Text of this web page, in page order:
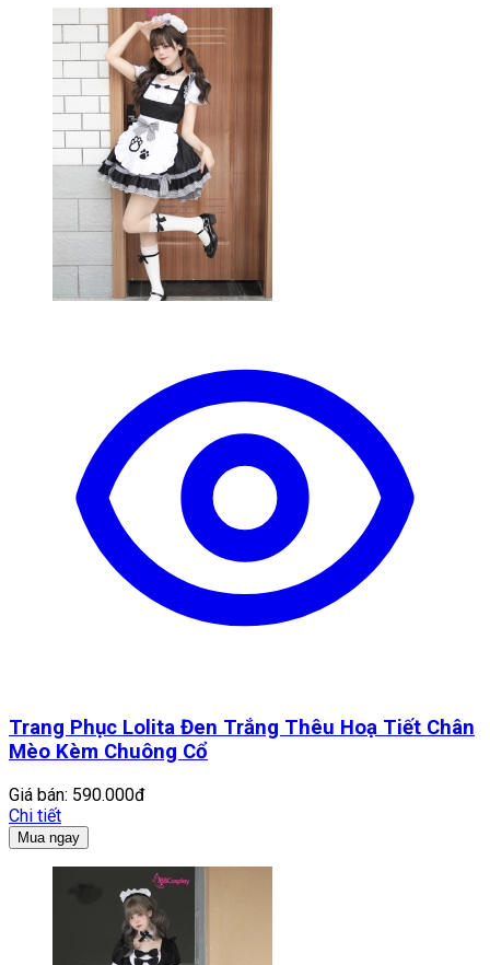
Trang Phục Lolita Đen Trắng Thêu Hoạ Tiết Chân
Mèo Kèm Chuông Cổ
Giá bán: 590.000đ
Chi tiết
Mua ngay